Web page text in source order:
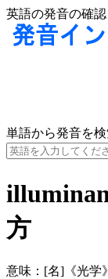
英語の発音の確認
単語から発音を検
方
意味： [名] 《光学